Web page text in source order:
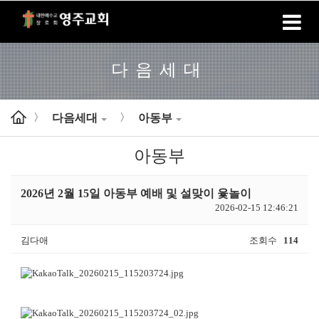
홈 로그인 회원가입
다음세대
> 다음세대 > 아동부
아동부
2026년 2월 15일 아동부 예배 및 설맞이 윷놀이
2026-02-15 12:46:21
김다애 조회수 114